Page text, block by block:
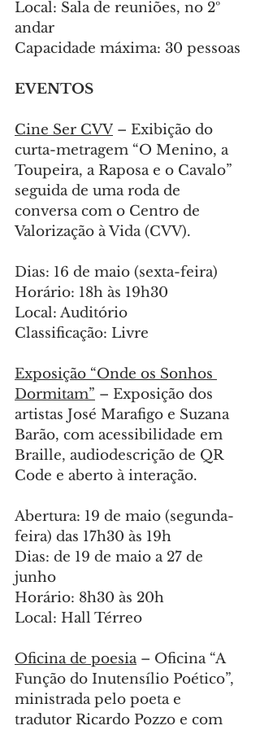
Local: Sala de reuniões, no 2º
andar
Capacidade máxima: 30 pessoas
EVENTOS
Cine Ser CVV – Exibição do
curta-metragem “O Menino, a
Toupeira, a Raposa e o Cavalo”
seguida de uma roda de
conversa com o Centro de
Valorização à Vida (CVV).
Dias: 16 de maio (sexta-feira)
Horário: 18h às 19h30
Local: Auditório
Classificação: Livre
Exposição “Onde os Sonhos
Dormitam” – Exposição dos
artistas José Marafigo e Suzana
Barão, com acessibilidade em
Braille, audiodescrição de QR
Code e aberto à interação.
Abertura: 19 de maio (segunda-
feira) das 17h30 às 19h
Dias: de 19 de maio a 27 de
junho
Horário: 8h30 às 20h
Local: Hall Térreo
Oficina de poesia – Oficina “A
Função do Inutensílio Poético”,
ministrada pelo poeta e
tradutor Ricardo Pozzo e com